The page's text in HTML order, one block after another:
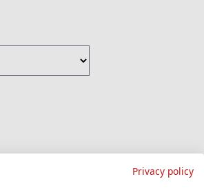
Privacy policy